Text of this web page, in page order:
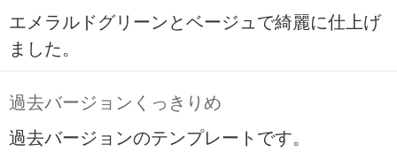
エメラルドグリーンとベージュで綺麗に仕上げ
ました。
過去バージョンくっきりめ
過去バージョンのテンプレートです。